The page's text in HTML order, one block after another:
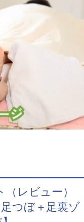
レビュー）
つぼ＋足裏ゾ